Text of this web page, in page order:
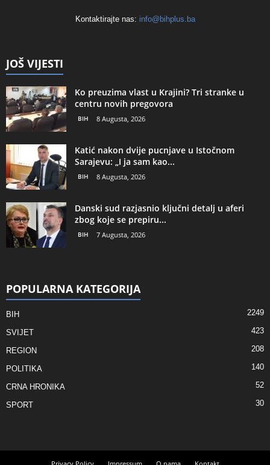
Kontaktirajte nas: info@bihplus.ba
JOŠ VIJESTI
Ko preuzima vlast u Krajini? Tri stranke u
centru novih pregovora
BIH 8 Augusta, 2026
Katić nakon dvije pucnjave u Istočnom
Sarajevu: „I ja sam kao...
BIH 8 Augusta, 2026
Danski sud razjasnio ključni detalj u aferi
zbog koje se prepiru...
BIH 7 Augusta, 2026
POPULARNA KATEGORIJA
BIH 2249
SVIJET 423
REGION 208
POLITIKA 140
CRNA HRONIKA 52
SPORT 30